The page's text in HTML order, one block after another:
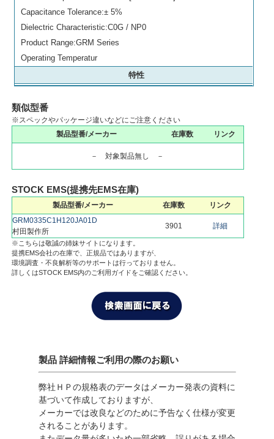
Capacitance Tolerance:± 5%
Dielectric Characteristic:C0G / NP0
Product Range:GRM Series
Operating Temperatur
特性
類似型番
※スペックやパッケージ違いなどにご注意ください
製品型番/メーカー
在庫数 リンク
－ 対象製品無し －
STOCK EMS(提携先EMS在庫)
製品型番/メーカー 在庫数
リンク
GRM0335C1H120JA01D
村田製作所
3901 詳細
※こちらは敬誠の姉妹サイトになります。
提携EMS会社の在庫で、正規品ではありますが、
環境調査・不良解析等のサポートは行っておりません。
詳しくはSTOCK EMS内のご利用ガイドをご確認ください。
製品 詳細情報ご利用の際のお願い
弊社ＨＰの規格表のデータはメーカー発表の資料に
基づいて作成しておりますが、
メーカーでは改良などのために予告なく仕様が変更
されることがあります。